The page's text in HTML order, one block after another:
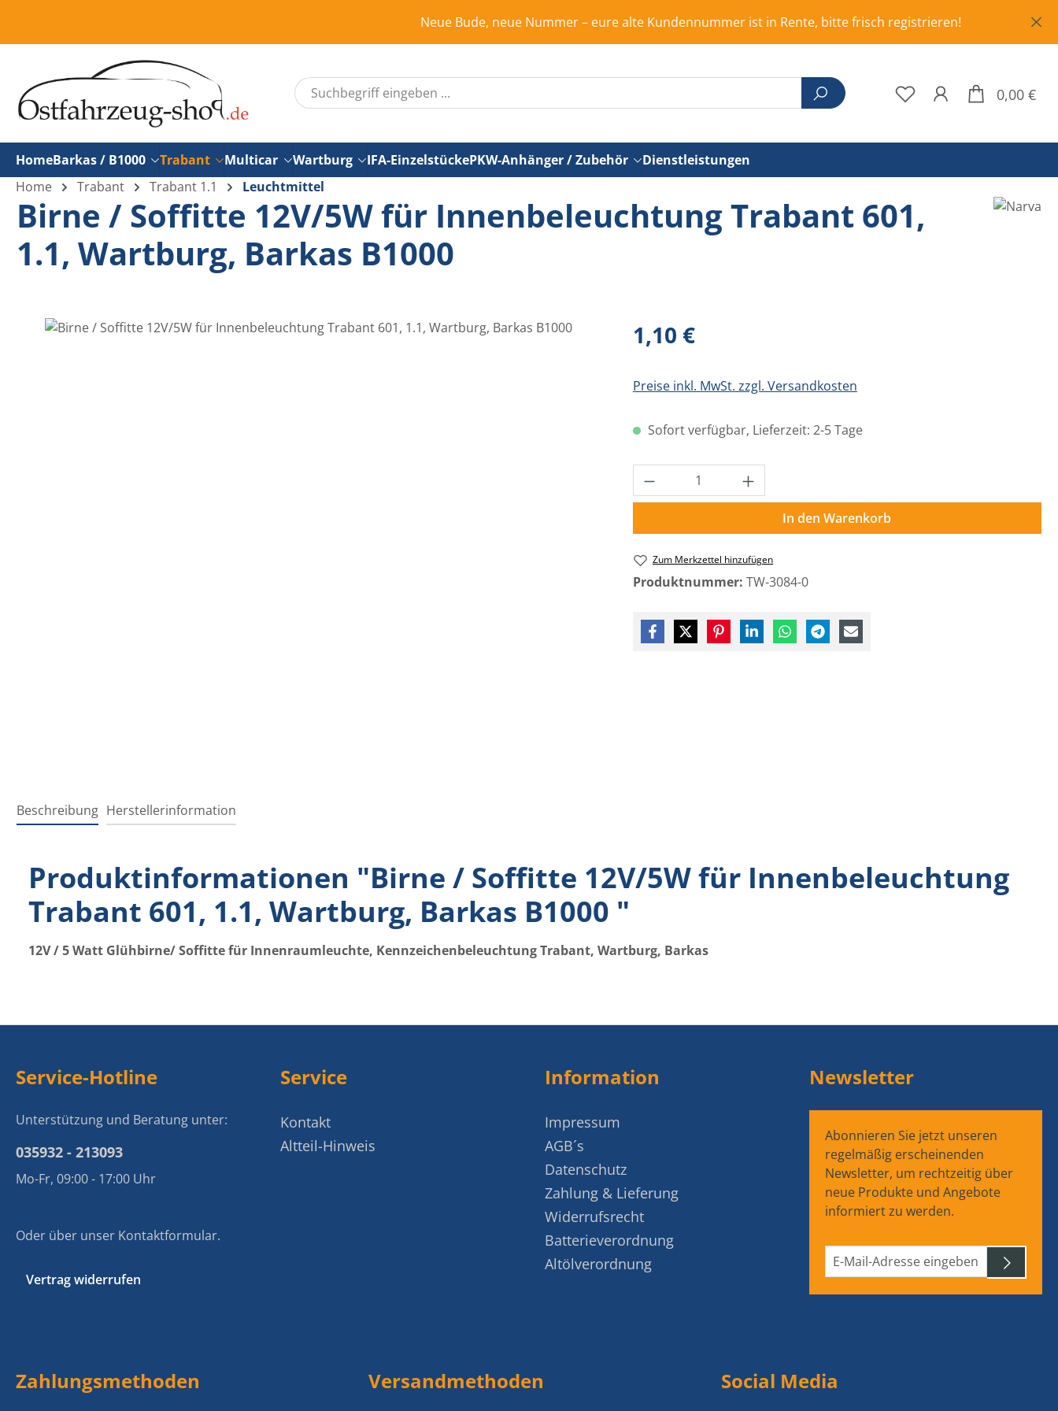
Neue Bude, neue Nummer – eure alte Kundennummer ist in Rente, bitte frisch registrieren!
0,00 €
HomeBarkas / B1000 Trabant Multicar Wartburg IFA-EinzelstückePKW-Anhänger / Zubehör
Dienstleistungen
Home
Trabant Trabant 1.1 Leuchtmittel
Birne / Soffitte 12V/5W für Innenbeleuchtung Trabant 601,
1.1, Wartburg, Barkas B1000
Bildergalerie überspringen Regulärer Preis:
1,10 €
Preise inkl. MwSt. zzgl. Versandkosten
Sofort verfügbar, Lieferzeit: 2-5 Tage
Produkt Anzahl: Gib den gewünschten Wert
In den Warenkorb
Zum Merkzettel hinzufügen
Produktnummer: TW-3084-0
Beschreibung Herstellerinformation
Produktinformationen "Birne / Soffitte 12V/5W für Innenbeleuchtung
Trabant 601, 1.1, Wartburg, Barkas B1000 "
12V / 5 Watt Glühbirne/ Soffitte für Innenraumleuchte, Kennzeichenbeleuchtung Trabant, Wartburg, Barkas
Service-Hotline
Unterstützung und Beratung unter:
035932 - 213093
Mo-Fr, 09:00 - 17:00 Uhr
Oder über unser Kontaktformular.
Vertrag widerrufen
Service
Kontakt
Altteil-Hinweis
Information
Impressum
AGB´s
Datenschutz
Zahlung & Lieferung
Widerrufsrecht
Batterieverordnung
Altölverordnung
Newsletter
Abonnieren Sie jetzt unseren
regelmäßig erscheinenden
Newsletter, um rechtzeitig über
neue Produkte und Angebote
informiert zu werden.
Zahlungsmethoden Versandmethoden Social Media